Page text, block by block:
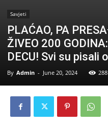
Savjeti
PLAĆAO, PA
ŽIVEO 200
DECU! Svi su pisali
By Admin - June 20, 2024 288